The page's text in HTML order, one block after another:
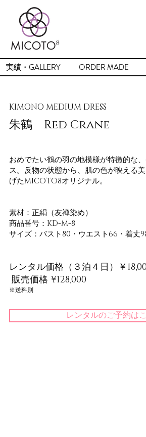
実績・GALLERY ORDER MADE
実績・GALLERY ORDER MADE
KIMONO MEDIUM DRESS
朱鶴 Red Crane
おめでたい鶴の羽の地模様が特徴的な
ス。反物の状態から、肌の色が映える
げたMICOTO8オリジナル。
素材：正絹（友禅染め）
​商品番号：KD-M-8
サイズ： バスト80 ・ウエスト66 ・着丈
レンタル価格（３泊４日）￥
​販売価格 ¥128,000
​※送料別
レンタルのご予約は